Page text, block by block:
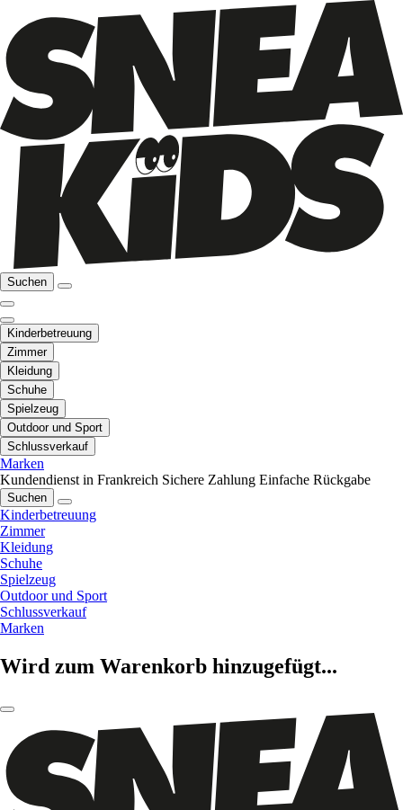
Suchen
Kinderbetreuung
Zimmer
Kleidung
Schuhe
Spielzeug
Outdoor und Sport
Schlussverkauf
Marken
Kundendienst in Frankreich Sichere Zahlung Einfache Rückgabe
Suchen
Kinderbetreuung
Zimmer
Kleidung
Schuhe
Spielzeug
Outdoor und Sport
Schlussverkauf
Marken
Wird zum Warenkorb hinzugefügt...